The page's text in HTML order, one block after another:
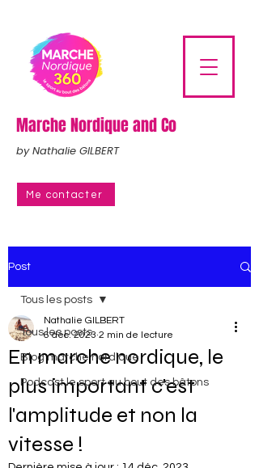
Marche Nordique and Co
by Nathalie GILBERT
Me contacter
Post
Tous les posts
Blog marche nordique
Podcast le sport au bout des bâtons
Tous les posts
En marche nordique, le
plus important c'est
l'amplitude et non la
vitesse !
Nathalie GILBERT
6 déc. 2023 2 min de lecture